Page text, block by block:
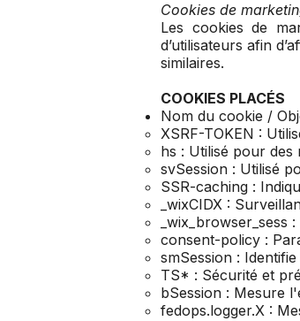
Cookies de
Les cookies de
d’utilisateurs afin
similaires.
COOKIES PLACÉS
Nom du cookie /
XSRF-TOKEN :
hs : Utilisé pour des
svSession : Utilisé
SSR-caching :
_wixCIDX :
consent-policy :
smSession :
TS* : Sécurité et
bSession : Mesure
fedops.logger.X :